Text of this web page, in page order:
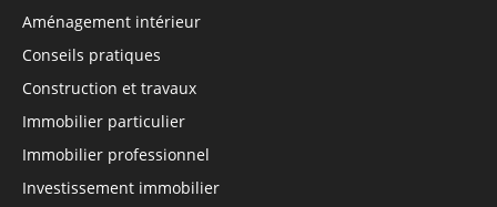
Aménagement intérieur
Conseils pratiques
Construction et travaux
Immobilier particulier
Immobilier professionnel
Investissement immobilier